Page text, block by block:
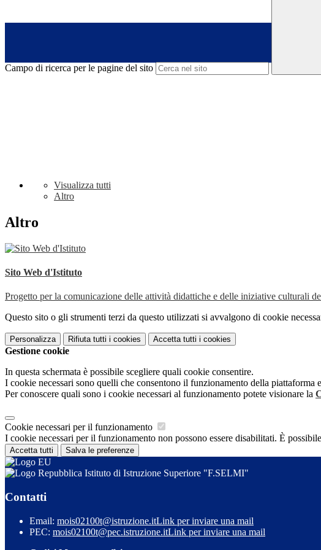
Campo di ricerca per le pagine del sito
Visualizza tutti
Altro
Altro
Sito Web d'Istituto
Progetto per la comunicazione delle attività didattiche e delle iniziative culturali
Questo sito o gli strumenti terzi da questo utilizzati si avvalgono di cookie
Personalizza Rifiuta tutti i cookies Accetta tutti i cookies
Gestione cookie
In questa schermata è possibile scegliere quali cookie consentire.
I cookie necessari sono quelli che consentono il funzionamento della piattaforma
Per conoscere quali sono i cookie necessari al funzionamento potete visionare la
Cookie necessari per il funzionamento
I cookie necessari per il funzionamento non possono essere disabilitati. È
Accetta tutti Salva le preferenze
Istituto di Istruzione Superiore "F.SELMI"
Contatti
Email: mois02100t@istruzione.itLink per inviare una mail
PEC: mois02100t@pec.istruzione.itLink per inviare una mail